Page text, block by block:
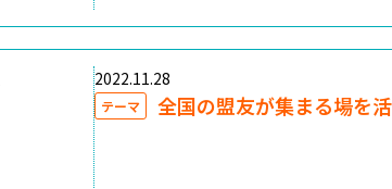
2022.11.28
テーマ 全国の盟友が集まる場を